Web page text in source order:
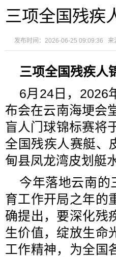
三项全国残疾
发布时间：2026-06-25 09:09:36 来
三项全国残疾人
6月24日，2026
布会在云南海埂会
盲人门球锦标赛将
全国残疾人赛艇、
甸县凤龙湾皮划艇
今年落地云南的
育工作开局之年的
确提出，要深化残
生价值，绽放生命
工作精神，为全国